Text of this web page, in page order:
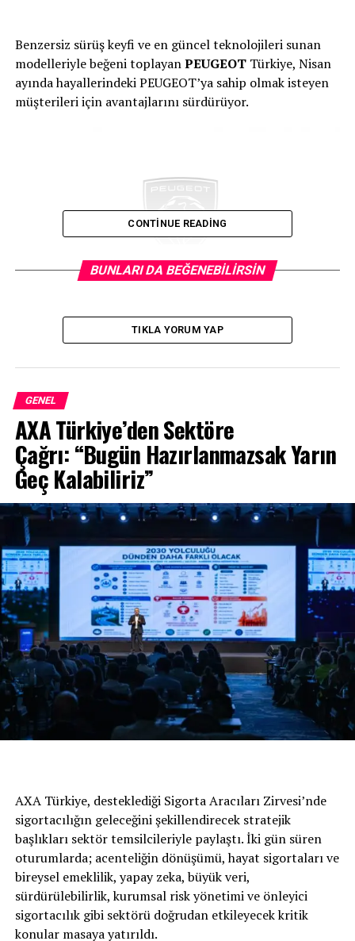
Benzersiz sürüş keyfi ve en güncel teknolojileri sunan
modelleriyle beğeni toplayanPEUGEOTTürkiye, Nisan
ayında hayallerindeki PEUGEOT’ya sahip olmak isteyen
müşterileri için avantajlarını sürdürüyor.
PEUGEOT’da 200.000 TL’ye kadar %0,99
hediyesi sunuluyor.
Efektif yükleme hacimleriyle beğeni toplayan PEUGEOT
hafif ticari ailesinde de 100.000 TL için %0,99 faiz fırsatı
bulunuyor.
Nisan ayına özel tüm
kampanyalar bulunuyor:
CONTINUE READING
BUNLARI DA BEĞENEBILIRSIN
TIKLA YORUM YAP
GENEL
AXA Türkiye’den Sektöre
Çağrı: “Bugün Hazırlanmazsak Yarın
Geç Kalabiliriz”
AXA Türkiye, desteklediği Sigorta Aracıları Zirvesi’nde
sigortacılığın geleceğini şekillendirecek stratejik
başlıkları sektör temsilcileriyle paylaştı. İki gün süren
oturumlarda; acenteliğin dönüşümü, hayat sigortaları ve
bireysel emeklilik, yapay zeka, büyük veri,
sürdürülebilirlik, kurumsal risk yönetimi ve önleyici
sigortacılık gibi sektörü doğrudan etkileyecek kritik
konular masaya yatırıldı.